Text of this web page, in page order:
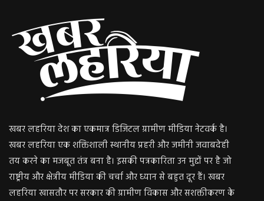
खबर लहरिया देश का एकमात्र डिजिटल ग्रामीण मीडिया नेटवर्क है।
खबर लहरिया एक शक्तिशाली स्थानीय प्रहरी और जमीनी जवाबदेही
तय करने का मजबूत तंत्र बना है। इसकी पत्रकारिता उन मुद्दों पर है जो
राष्ट्रीय और क्षेत्रीय मीडिया की चर्चा और ध्यान से बहुत दूर हैं। खबर
लहरिया खासतौर पर सरकार की ग्रामीण विकास और सशक्तीकरण के